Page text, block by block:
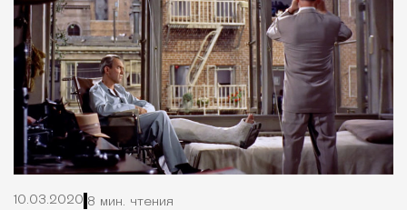
10.03.2020 8 мин. чтения